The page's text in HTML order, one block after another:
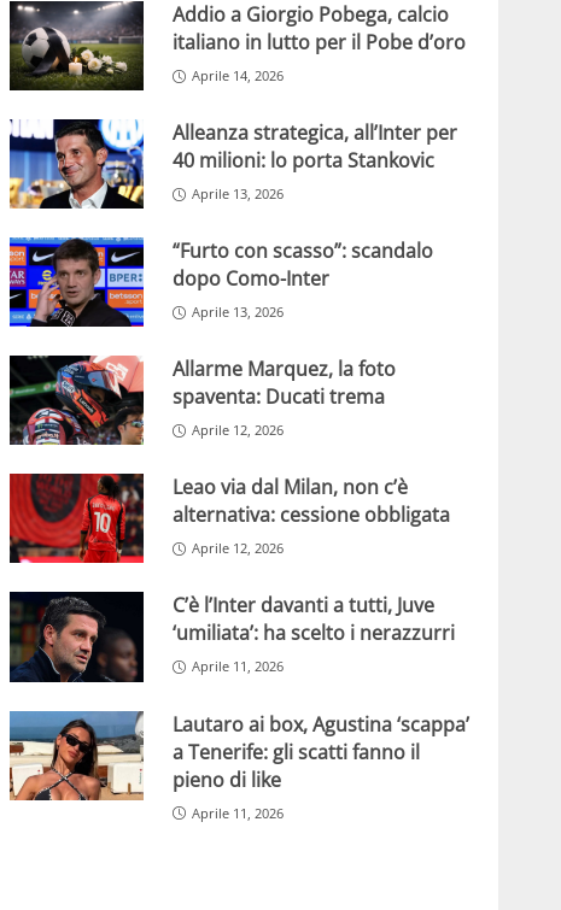
Addio a Giorgio Pobega, calcio
italiano in lutto per il Pobe d’oro
Aprile 14, 2026
Alleanza strategica, all’Inter per
40 milioni: lo porta Stankovic
Aprile 13, 2026
“Furto con scasso”: scandalo
dopo Como-Inter
Aprile 13, 2026
Allarme Marquez, la foto
spaventa: Ducati trema
Aprile 12, 2026
Leao via dal Milan, non c’è
alternativa: cessione obbligata
Aprile 12, 2026
C’è l’Inter davanti a tutti, Juve
‘umiliata’: ha scelto i nerazzurri
Aprile 11, 2026
Lautaro ai box, Agustina ‘scappa’
a Tenerife: gli scatti fanno il
pieno di like
Aprile 11, 2026